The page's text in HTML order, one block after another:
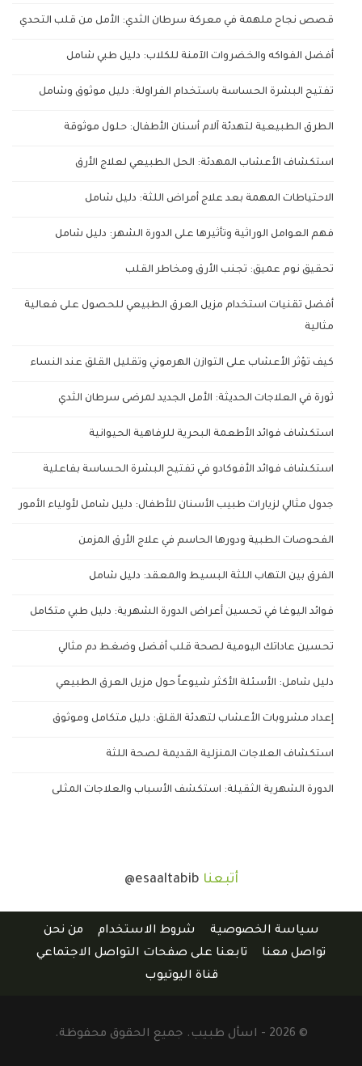
قصص نجاح ملهمة في معركة سرطان الثدي: الأمل من قلب التحدي
أفضل الفواكه والخضروات الآمنة للكلاب: دليل طبي شامل
تفتيح البشرة الحساسة باستخدام الفراولة: دليل موثوق وشامل
الطرق الطبيعية لتهدئة آلام أسنان الأطفال: حلول موثوقة
استكشاف الأعشاب المهدئة: الحل الطبيعي لعلاج الأرق
الاحتياطات المهمة بعد علاج أمراض اللثة: دليل شامل
فهم العوامل الوراثية وتأثيرها على الدورة الشهر: دليل شامل
تحقيق نوم عميق: تجنب الأرق ومخاطر القلب
أفضل تقنيات استخدام مزيل العرق الطبيعي للحصول على فعالية
مثالية
كيف تؤثر الأعشاب على التوازن الهرموني وتقليل القلق عند النساء
ثورة في العلاجات الحديثة: الأمل الجديد لمرضى سرطان الثدي
استكشاف فوائد الأطعمة البحرية للرفاهية الحيوانية
استكشاف فوائد الأفوكادو في تفتيح البشرة الحساسة بفاعلية
جدول مثالي لزيارات طبيب الأسنان للأطفال: دليل شامل لأولياء الأمور
الفحوصات الطبية ودورها الحاسم في علاج الأرق المزمن
الفرق بين التهاب اللثة البسيط والمعقد: دليل شامل
فوائد اليوغا في تحسين أعراض الدورة الشهرية: دليل طبي متكامل
تحسين عاداتك اليومية لصحة قلب أفضل وضغط دم مثالي
دليل شامل: الأسئلة الأكثر شيوعاً حول مزيل العرق الطبيعي
إعداد مشروبات الأعشاب لتهدئة القلق: دليل متكامل وموثوق
استكشاف العلاجات المنزلية القديمة لصحة اللثة
الدورة الشهرية الثقيلة: استكشف الأسباب والعلاجات المثلى
أتبعنا @esaaltabib
سياسة الخصوصية شروط الاستخدام
من نحن
تواصل معنا
تابعنا على صفحات التواصل الاجتماعي
قناة اليوتيوب
© 2026 - اسأل طبيب. جميع الحقوق محفوظة.